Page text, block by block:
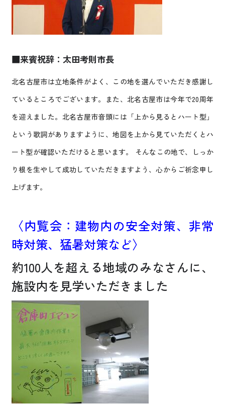
■来賓祝辞：太田考則市長
北名古屋市は立地条件がよく、この地を選んでいただき感謝し
ているところでございます。また、北名古屋市は今年で20周年
を迎えました。北名古屋市音頭には「上から見るとハート型」
という歌詞がありますように、地図を上から見ていただくとハ
ート型が確認いただけると思います。
そんな この地で、しっか
り根を生やして成功していただきますよう、心からご祈念申し
上げます。
〈内覧会：建物内の安全対策、非常
時対策、猛暑対策など〉
約100人を超える地域のみなさんに、
施設内を見学いただきました